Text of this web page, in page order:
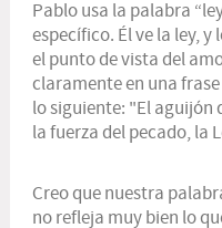
Pablo usa la palabra
específico. Él ve la ley, y
el punto de vista del
claramente en una
lo siguiente: "El aguijón
la fuerza del pecado, la
Creo que nuestra
no refleja muy bien lo